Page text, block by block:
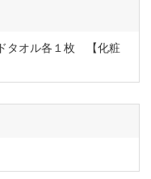
タオル各１枚 【化粧